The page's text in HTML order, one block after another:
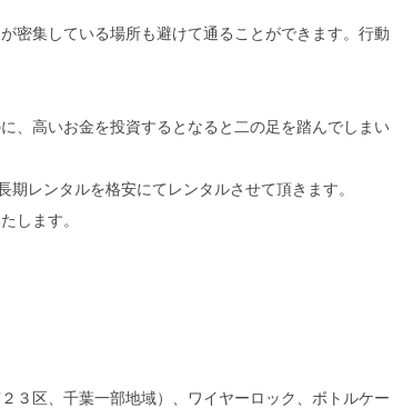
密集している場所も避けて通ることができます。行動
、高いお金を投資するとなると二の足を踏んでしまい
レンタルを格安にてレンタルさせて頂きます。
します。
３区、千葉一部地域）、ワイヤーロック、ボトルケー